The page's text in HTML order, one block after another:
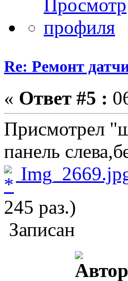
Re: Ремонт
« Ответ #5 :
Присмотрел
панель
245 раз.)
Записан